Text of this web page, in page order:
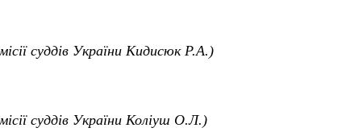
суддів України Кидисюк Р.А.)
суддів України Коліуш О.Л.)